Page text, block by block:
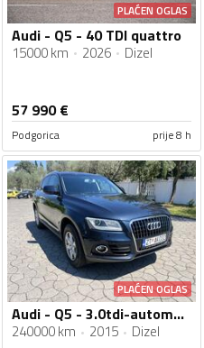
PLAĆEN OGLAS
Audi - Q5 - 40 TDI quattro
15000 km 2026 Dizel
57 990€
Podgorica prije 8 h
PLAĆEN OGLAS
Audi - Q5 - 3.0tdi-automatik-quattro
240000 km 2015 Dizel